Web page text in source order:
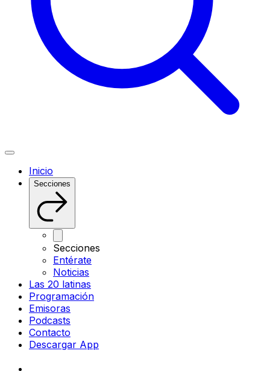
Inicio
Secciones
Secciones
Entérate
Noticias
Las 20 latinas
Programación
Emisoras
Podcasts
Contacto
Descargar App